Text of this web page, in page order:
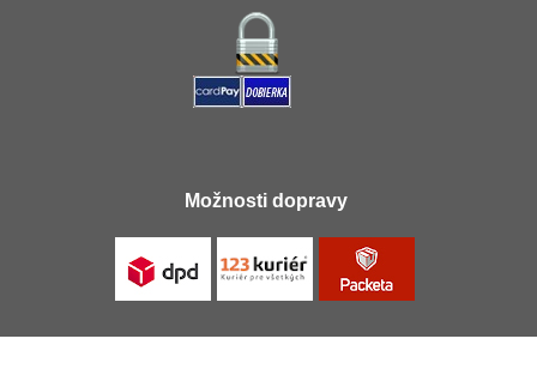
Možnosti dopravy